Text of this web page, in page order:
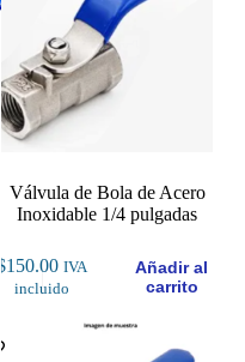
Válvula de Bola de Acero
Inoxidable 1/4 pulgadas
$150.00 IVA
incluido
Añadir al
carrito